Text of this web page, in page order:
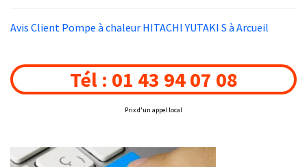
Avis Client Pompe à chaleur HITACHI YUTAKI S à Arcueil
Tél : 01 43 94 07 08
Prix d'un appel local